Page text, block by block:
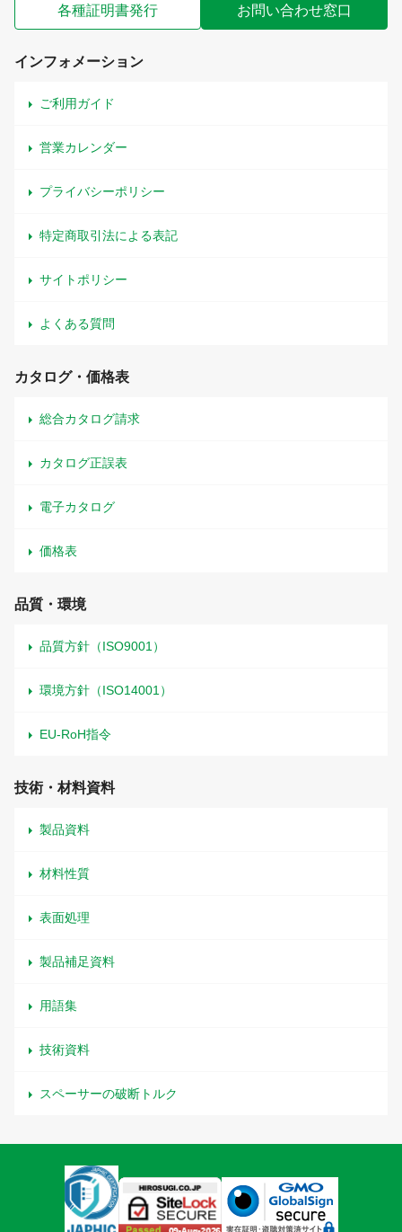
各種証明書発行 お問い合わせ窓口
インフォメーション
ご利用ガイド
営業カレンダー
プライバシーポリシー
特定商取引法による表記
サイトポリシー
よくある質問
カタログ・価格表
総合カタログ請求
カタログ正誤表
電子カタログ
価格表
品質・環境
品質方針（ISO9001）
環境方針（ISO14001）
EU-RoH指令
技術・材料資料
製品資料
材料性質
表面処理
製品補足資料
用語集
技術資料
スペーサーの破断トルク